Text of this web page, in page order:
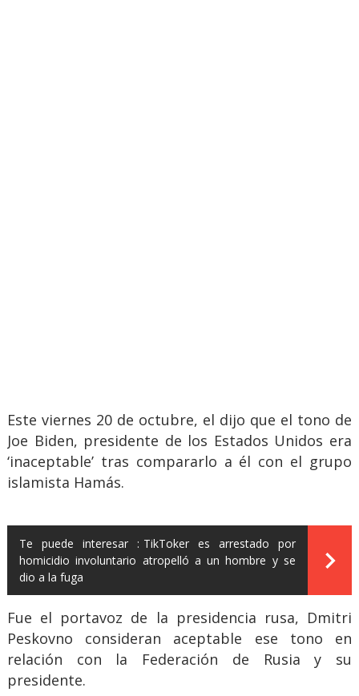
Este viernes 20 de octubre, el dijo que el tono de
Joe Biden, presidente de los Estados Unidos era
‘inaceptable’ tras compararlo a él con el grupo
islamista Hamás.
Te puede interesar : TikToker es arrestado por
homicidio involuntario atropelló a un hombre y se
dio a la fuga
Fue el portavoz de la presidencia rusa, Dmitri
Peskovno consideran aceptable ese tono en
relación con la Federación de Rusia y su
presidente.